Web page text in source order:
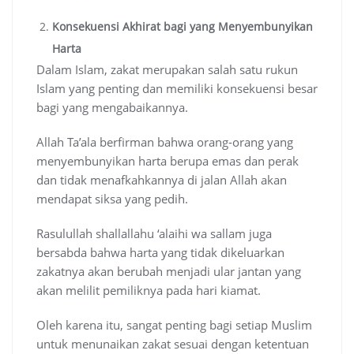
Konsekuensi Akhirat bagi yang Menyembunyikan
Harta
Dalam Islam, zakat merupakan salah satu rukun
Islam yang penting dan memiliki konsekuensi besar
bagi yang mengabaikannya.
Allah Ta’ala berfirman bahwa orang-orang yang
menyembunyikan harta berupa emas dan perak
dan tidak menafkahkannya di jalan Allah akan
mendapat siksa yang pedih.
Rasulullah shallallahu ‘alaihi wa sallam juga
bersabda bahwa harta yang tidak dikeluarkan
zakatnya akan berubah menjadi ular jantan yang
akan melilit pemiliknya pada hari kiamat.
Oleh karena itu, sangat penting bagi setiap Muslim
untuk menunaikan zakat sesuai dengan ketentuan